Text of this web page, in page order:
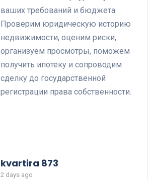
ваших требований и бюджета.
Проверим юридическую историю
недвижимости, оценим риски,
организуем просмотры, поможем
получить ипотеку и сопроводим
сделку до государственной
регистрации права собственности.
kvartira 873
2 days ago